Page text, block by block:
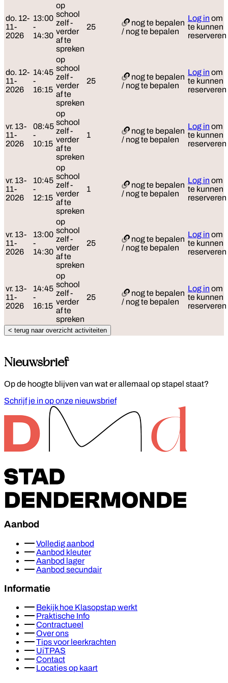
do. 12-
11-
2026
13:00
-
14:30
op
school
zelf -
verder
af te
spreken
25
nog te bepalen
/ nog te bepalen
Log in om
te kunnen
reserveren
do. 12-
11-
2026
14:45
-
16:15
op
school
zelf -
verder
af te
spreken
25
nog te bepalen
/ nog te bepalen
Log in om
te kunnen
reserveren
vr. 13-
11-
2026
08:45
-
10:15
op
school
zelf -
verder
af te
spreken
1
nog te bepalen
/ nog te bepalen
Log in om
te kunnen
reserveren
vr. 13-
11-
2026
10:45
-
12:15
op
school
zelf -
verder
af te
spreken
1
nog te bepalen
/ nog te bepalen
Log in om
te kunnen
reserveren
vr. 13-
11-
2026
13:00
-
14:30
op
school
zelf -
verder
af te
spreken
25
nog te bepalen
/ nog te bepalen
Log in om
te kunnen
reserveren
vr. 13-
11-
2026
14:45
-
16:15
op
school
zelf -
verder
af te
spreken
25
nog te bepalen
/ nog te bepalen
Log in om
te kunnen
reserveren
< terug naar overzicht activiteiten
Nieuwsbrief
Op de hoogte blijven van wat er allemaal op stapel staat?
Schrijf je in op onze nieuwsbrief
Aanbod
Volledig aanbod
Aanbod kleuter
Aanbod lager
Aanbod secundair
Informatie
Bekijk hoe Klasopstap werkt
Praktische Info
Contractueel
Over ons
Tips voor leerkrachten
UiTPAS
Contact
Locaties op kaart